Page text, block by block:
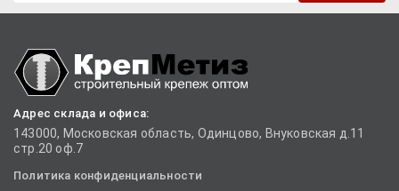
Адрес склада и офиса:
143000, Московская область, Одинцово, Внуковская д.11
стр.20 оф.7
Политика конфиденциальности